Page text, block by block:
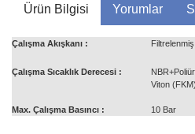
Ürün Bilgisi Yorumlar
Çalışma Akışkanı :
Çalışma Sıcaklık Derecesi :
Viton
Max. Çalışma Basıncı : 10 Bar